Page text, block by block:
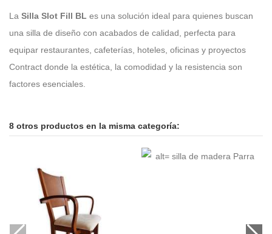
La Silla Slot Fill BL es una solución ideal para quienes buscan
una silla de diseño con acabados de calidad, perfecta para
equipar restaurantes, cafeterías, hoteles, oficinas y proyectos
Contract donde la estética, la comodidad y la resistencia son
factores esenciales.
8 otros productos en la misma categoría: